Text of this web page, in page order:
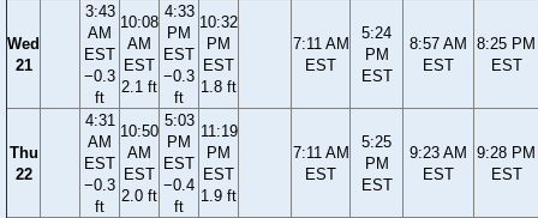
Wed
21
3:43
AM
EST
−0.3
ft
10:08
AM
EST
2.1 ft
4:33
PM
EST
−0.3
ft
10:32
PM
EST
1.8 ft
7:11 AM
EST
5:24
PM
EST
8:57 AM
EST
8:25 PM
EST
Thu
22
4:31
AM
EST
−0.3
ft
10:50
AM
EST
2.0 ft
5:03
PM
EST
−0.4
ft
11:19
PM
EST
1.9 ft
7:11 AM
EST
5:25
PM
EST
9:23 AM
EST
9:28 PM
EST